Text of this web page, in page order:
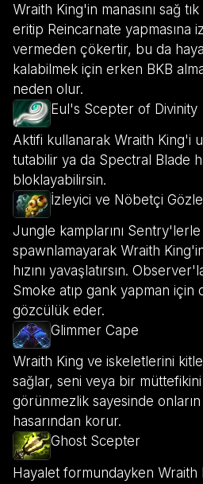
Wraith King'in manasını sağ
eritip Reincarnate yapmasına
vermeden çökertir, bu da
kalabilmek için erken BKB
neden olur.
Eul's Scepter of Divinity
Aktifi kullanarak Wraith King'i
tutabilir ya da Spectral Blade
bloklayabilirsin.
İzleyici ve Nöbetçi
Jungle kamplarını Sentry'lerle
spawnlamayarak Wraith
hızını yavaşlatırsın.
Smoke atıp gank yapman için
gözcülük eder.
Glimmer Cape
Wraith King ve iskeletlerini
sağlar, seni veya bir müttefikini
görünmezlik sayesinde onların
hasarından korur.
Ghost Scepter
Hayalet formundayken Wraith